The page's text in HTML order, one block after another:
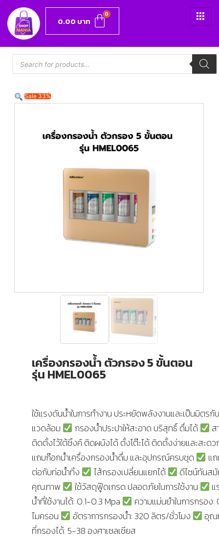
0.00 บาท
Sale 33%
เครื่องกรองน้ำ ตัวกรอง 5 ขั้นตอน
รุ่น HMEL0065
ใช้แรงดันน้ำในการทำงาน ประหยัดพลังงานและเป็นมิตรกั
แวดล้อม
กรองน้ำประปาให้สะอาด บริสุทธิ์ ดื่มได้
ส
ติดตั้งไว้ใต้ซิ้งค์ ติดผนังได้ ตั้งโต๊ะได้ ติดตั้งง่ายและสะด
แถมก๊อกน้ำเครื่องกรองน้ำดื่ม และอุปกรณ์ครบชุด
แ
ต่อกับท่อน้ำทิ้ง
ไส้กรองเปลี่ยนแยกได้
ดีไซน์ทันสมั
คุณภาพ
ใช้วัสดุฟู๊ดเกรด ปลอดภัยในการใช้งาน
น้ำที่ใช้งานได้: 0.1-0.3 Mpa
ความแม่นยำในการกรอง:
ไมครอน
อัตราการกรองน้ำ: 320 ลิตร/ชั่วโมง
อุณ
ที่กรองได้: 5-38 องศาเซลเซียส